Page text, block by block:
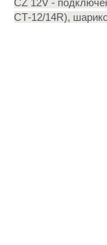
CZ 12V -
СТ-12/14R),